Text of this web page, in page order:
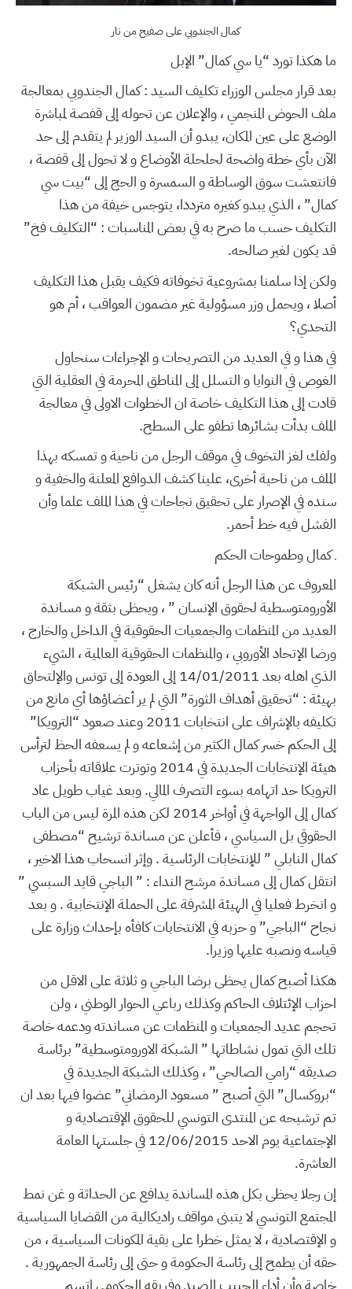
كمال الجندوبي على صفيح من نار
ما هكذا تورد “يا سي كمال” الإبل
بعد قرار مجلس الوزراء تكليف السيد : كمال الجندوبي بمعالجة
ملف الحوض المنجمي ، والإعلان عن تحوله إلى قفصة لمباشرة
الوضع على عين المكان، يبدو أن السيد الوزير لم يتقدم إلى حد
الآن بأي خطة واضحة لحلحلة الأوضاع و لا تحول إلى قفصة ،
فانتعشت سوق الوساطة و السمسرة و الحج إلى “بيت سي
كمال” ، الذي يبدو كغيره مترددا، يتوجس خيفة من هذا
التكليف حسب ما صرح به في بعض المناسبات : “التكليف فخ”
قد يكون لغير صالحه.
ولكن إذا سلمنا بمشروعية تخوفاته فكيف يقبل هذا التكليف
أصلا ، ويحمل وزر مسؤولية غير مضمون العواقب ، أم هو
التحدي؟
في هذا و في العديد من التصريحات و الإجراءات سنحاول
الغوص في النوايا و التسلل إلى المناطق المحرمة في العقلية التي
قادت إلى هذا التكليف خاصة ان الخطوات الاولى في معالجة
الملف بدأت بشائرها تطفو على السطح.
ولفك لغز التخوف في موقف الرجل من ناحية و تمسكه بهذا
الملف من ناحية أخرى، علينا كشف الدوافع المعلنة والخفية و
سنده في الإصرار على تحقيق نجاحات في هذا الملف علما وأن
الفشل فيه خط أحمر.
ـ كمال وطموحات الحكم
المعروف عن هذا الرجل أنه كان يشغل “رئيس الشبكة
الأورومتوسطية لحقوق الإنسان ” ، ويحظى بثقة و مساندة
العديد من المنظمات والجمعيات الحقوقية في الداخل والخارج ،
ورضا الإتحاد الأوروبي ، والمنظمات الحقوقية العالمية ، الشيء
الذي اهله بعد 14/01/2011 إلى العودة إلى تونس والإلتحاق
بهيئة : “تحقيق أهداف الثورة” التي لم ير أعضاؤها أي مانع من
تكليفه بالإشراف على انتخابات 2011 وعند صعود “الترويكا”
إلى الحكم خسر كمال الكثير من إشعاعه و لم يسعفه الحظ لترأس
هيئة الإنتخابات الجديدة في 2014 وتوترت علاقاته بأحزاب
الترويكا حد اتهامه بسوء التصرف المالي. وبعد غياب طويل عاد
كمال إلى الواجهة في أواخر 2014 لكن هذه المرة ليس من الباب
الحقوقي بل السياسي ، فأعلن عن مساندة ترشيح “مصطفى
كمال النابلي ” للإنتخابات الرئاسية . وإثر انسحاب هذا الاخير ،
انتقل كمال إلى مساندة مرشح النداء : ” الباجي قايد السبسي ”
و انخرط فعليا في الهيئة المشرفة على الحملة الإنتخابية . و بعد
نجاح “الباجي” و حزبه في الانتخابات كافأه بإحداث وزارة على
قياسه ونصبه عليها وزيرا.
هكذا أصبح كمال يحظى برضا الباجي و ثلاثة على الاقل من
احزاب الإئتلاف الحاكم وكذلك رباعي الحوار الوطني ، ولن
تحجم عديد الجمعيات و المنظمات عن مساندته ودعمه خاصة
تلك التي تمول نشاطاتها ” الشبكة الاورومتوسطية” برئاسة
صديقه “رامي الصالحي” ، وكذلك الشبكة الجديدة في
“بروكسال” التي أصبح ” مسعود الرمضاني” عضوا فيها بعد ان
تم ترشيحه عن المنتدى التونسي للحقوق الإقتصادية و
الإجتماعية يوم الاحد 12/06/2015 في جلستها العامة
العاشرة.
إن رجلا يحظى بكل هذه المساندة يدافع عن الحداثة و غن نمط
المجتمع التونسي لا يتبنى مواقف راديكالية من القضايا السياسية
و الإقتصادية ، لا يمثل خطرا على بقية المكونات السياسية ، من
حقه أن يطمح إلى رئاسة الحكومة و حتى إلى رئاسة الجمهورية .
خاصة وأن أداء الحبيب الصيد وفريقه الحكومي اتسم